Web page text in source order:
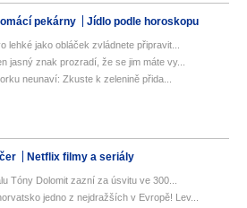
pekárny Jídlo podle horoskopu
lehké jako obláček zvládnete připravit...
jasný znak prozradí, že se jim máte vy...
neunaví: Zkuste k zelenině přida...
Netflix filmy a seriály
Tóny Dolomit zazní za úsvitu ve 300...
jedno z nejdražších v Evropě! Lev...